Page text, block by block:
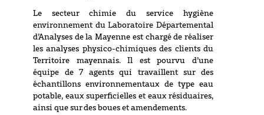
Le secteur chimie du service hygiène
environnement du Laboratoire Départemental
d’Analyses de la Mayenne est chargé de réaliser
les analyses physico-chimiques des clients du
Territoire mayennais. Il est pourvu d’une
équipe de 7 agents qui travaillent sur des
échantillons environnementaux de type eau
potable, eaux superficielles et eaux résiduaires,
ainsi que sur des boues et amendements.